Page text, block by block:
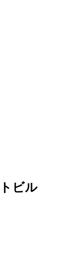
ビル